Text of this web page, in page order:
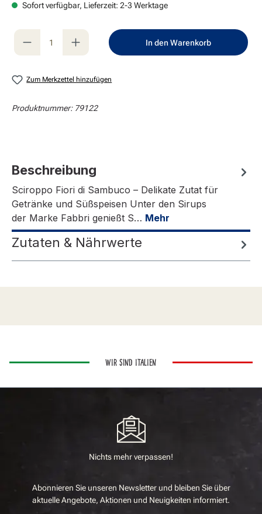
Sofort verfügbar, Lieferzeit: 2-3 Werktage
Produkt Anzahl: Gib den gewünschten
In den Warenkorb
Zum Merkzettel hinzufügen
Produktnummer: 79122
Beschreibung
Sciroppo Fiori di Sambuco – Delikate Zutat für
Getränke und Süßspeisen Unter den Sirups
der Marke Fabbri genießt S… Mehr
Zutaten & Nährwerte
WIR SIND ITALIEN
Nichts mehr verpassen!
Abonnieren Sie unseren Newsletter und bleiben Sie über
aktuelle Angebote, Aktionen und Neuigkeiten informiert.